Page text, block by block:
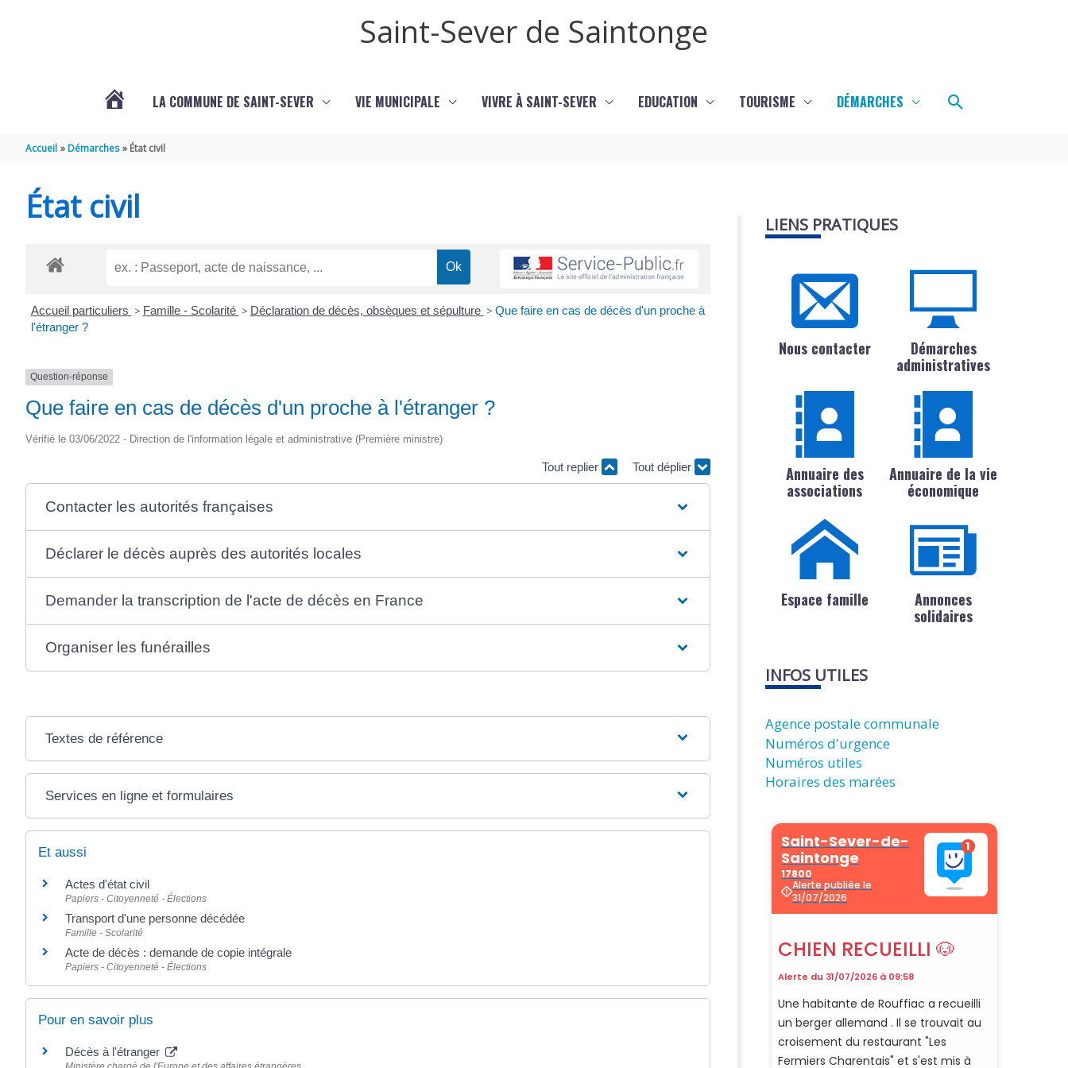
Saint-Sever de Saintonge
SAINTONGE
LA COMMUNE DE SAINT-SEVER VIE MUNICIPALE VIVRE À SAINT-SEVER EDUCATION TOURISME DÉMARCHES Rechercher
Accueil Démarches État civil
État civil
Accueil particuliers > Famille - Scolarité > Déclaration de décès, obsèques et sépulture > Que faire en cas de décès d'un proche à
l'étranger ?
Question-réponse
Que faire en cas de décès d'un proche à l'étranger ?
Vérifié le 03/06/2022 - Direction de l'information légale et administrative (Première ministre)
Tout replier Tout déplier
Contacter les autorités françaises
Déclarer le décès auprès des autorités locales
Demander la transcription de l'acte de décès en France
Organiser les funérailles
Textes de référence
Services en ligne et formulaires
Et aussi
Actes d'état civil
Papiers - Citoyenneté - Élections
Transport d'une personne décédée
Famille - Scolarité
Acte de décès : demande de copie intégrale
Papiers - Citoyenneté - Élections
Pour en savoir plus
Décès à l'étranger
LIENS PRATIQUES
Nous contacter
Démarches
administratives
Annuaire des
associations
Annuaire de la vie
économique
Espace famille
Annonces
solidaires
INFOS UTILES
Agence postale communale
Numéros d'urgence
Numéros utiles
Horaires des marées